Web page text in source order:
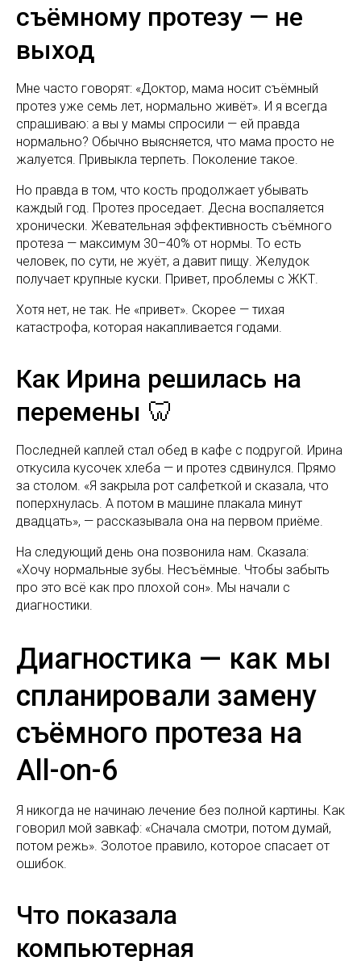
съёмному протезу — не
выход
Мне часто говорят: «Доктор, мама носит съёмный
протез уже семь лет, нормально живёт». И я всегда
спрашиваю: а вы у мамы спросили — ей правда
нормально? Обычно выясняется, что мама просто не
жалуется. Привыкла терпеть. Поколение такое.
Но правда в том, что кость продолжает убывать
каждый год. Протез проседает. Десна воспаляется
хронически. Жевательная эффективность съёмного
протеза — максимум 30–40% от нормы. То есть
человек, по сути, не жуёт, а давит пищу. Желудок
получает крупные куски. Привет, проблемы с ЖКТ.
Хотя нет, не так. Не «привет». Скорее — тихая
катастрофа, которая накапливается годами.
Как Ирина решилась на
перемены 🦷
Последней каплей стал обед в кафе с подругой. Ирина
откусила кусочек хлеба — и протез сдвинулся. Прямо
за столом. «Я закрыла рот салфеткой и сказала, что
поперхнулась. А потом в машине плакала минут
двадцать», — рассказывала она на первом приёме.
На следующий день она позвонила нам. Сказала:
«Хочу нормальные зубы. Несъёмные. Чтобы забыть
про это всё как про плохой сон». Мы начали с
диагностики.
Диагностика — как мы
спланировали замену
съёмного протеза на
All-on-6
Я никогда не начинаю лечение без полной картины. Как
говорил мой завкаф: «Сначала смотри, потом думай,
потом режь». Золотое правило, которое спасает от
ошибок.
Что показала
компьютерная